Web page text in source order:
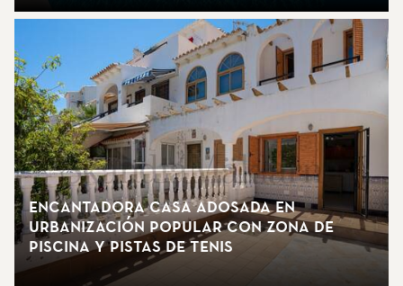
Encantadora casa adosada en
urbanización popular con zona de
piscina y pistas de tenis